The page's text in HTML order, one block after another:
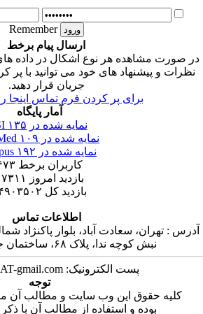
Remember
ارسال پیام برخط
صورت مشاهده هر نوع اشکال در داده های
نظرات و پیشنهاد های خود می توانید با پر
جریان قرار دهید.
برای پر کردن فرم تماس اینجا را
آمار پایگاه
نمایه شده در ISI۱۳۵
نمایه شده در PubMed۱۰۹
نمایه شده در Scopus۱۹۲
کاربران برخط۴۷۳
بازدید امروز۱۷۳۱۱
بازدید کل
اطلاعات تماس
: تهران، سعادت آباد، بلوار پاکنژاد
نبش کوچه ندا، پلاک ۶۸، ساختمان جاوید، واحد ۱۶
پست الکترونیک: yektaweb-AT-gmail.com
توجه
کلیه حقوق این وب سایت و مطالب آن
بوده و استفاده از مطالب آن با ذکر